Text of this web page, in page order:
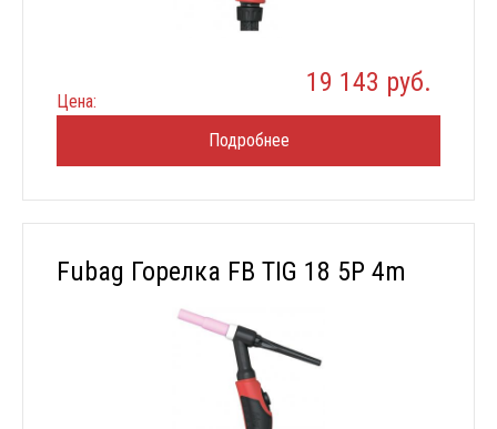
Цена:
19 143 руб.
Подробнее
Fubag Горелка FB TIG 18 5P 4m